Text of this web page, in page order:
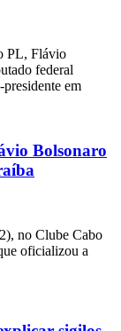
PL, Flávio
federal
em
Bolsonaro
no Clube Cabo
oficializou a